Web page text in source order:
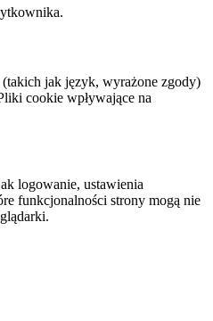
jak język, wyrażone zgody)
cookie wpływające na
logowanie, ustawienia
funkcjonalności strony mogą nie